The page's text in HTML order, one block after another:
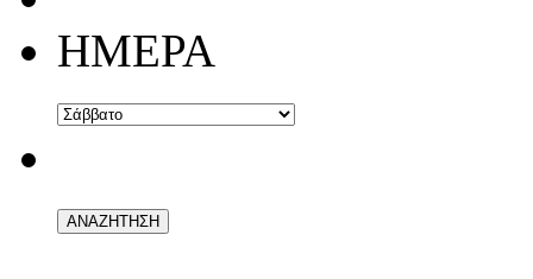
ΗΜΕΡΑ